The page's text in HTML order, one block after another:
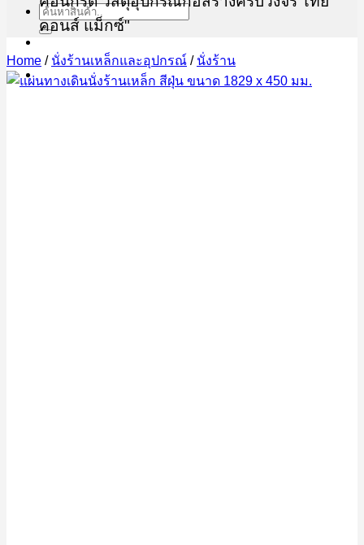
Search
for:
ต้องการสอบถามข้อมูล ขอใบเสนอราคา ทีมฝ่าย
คอนส์ แม็กซ์"
Home / นั่งร้านเหล็กและอุปกรณ์ / นั่งร้าน